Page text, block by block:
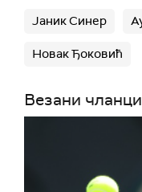
Јаник Синер
Новак Ђоковић
Везани чланци